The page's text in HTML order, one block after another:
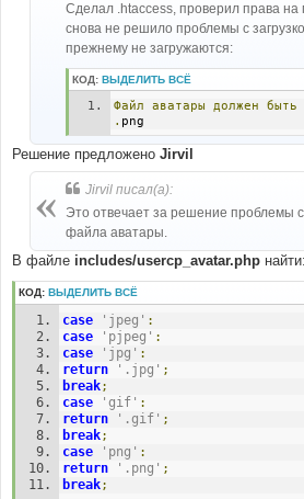
Сделал .htaccess, проверил права на
снова не решило проблемы с
прежнему не загружаются:
КОД: ВЫДЕЛИТЬ ВСЁ
Файл аватары должен быть
. png
Решение предложено Jirvil
Jirvil писал(а):
Это отвечает за решение проблемы
файла аватары.
В файле includes/usercp_avatar.php найти:
КОД: ВЫДЕЛИТЬ ВСЁ
case 'jpeg' :
case
'pjpeg' :
case
'jpg' :
return
'.jpg' ;
break;
case
'gif' :
return
'.gif' ;
break;
case
'png' :
return
'.png' ;
break;